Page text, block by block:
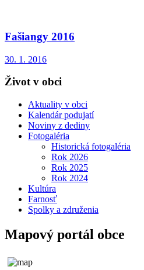
Fašiangy 2016
30. 1. 2016
Život v obci
Aktuality v obci
Kalendár podujatí
Noviny z dediny
Fotogaléria
Historická fotogaléria
Rok 2026
Rok 2025
Rok 2024
Kultúra
Farnosť
Spolky a združenia
Mapový portál obce